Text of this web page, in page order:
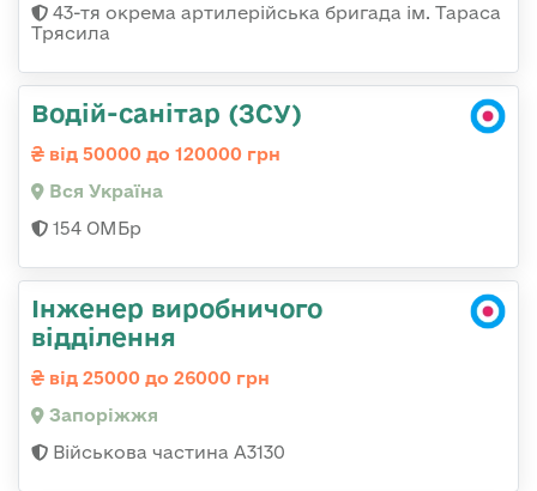
43-тя окрема артилерійська бригада ім. Тараса
Трясила
Водій-санітар (ЗСУ)
від 50000 до 120000 грн
Вся Україна
154 ОМБр
Інженер виробничого
відділення
від 25000 до 26000 грн
Запоріжжя
Військова частина А3130